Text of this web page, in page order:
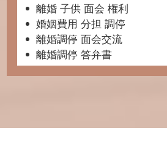
離婚 子供 面会 権利
婚姻費用 分担 調停
離婚調停 面会交流
離婚調停 答弁書